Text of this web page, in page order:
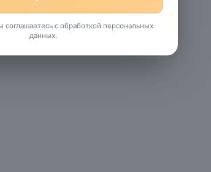
соглашаетесь с обработкой персональных
данных.